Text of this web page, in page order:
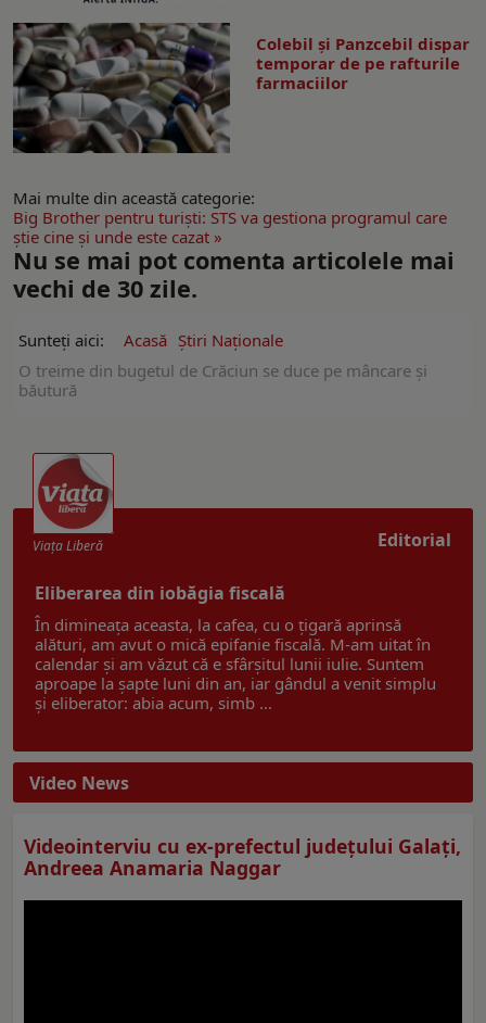
Colebil și Panzcebil dispar
temporar de pe rafturile
farmaciilor
Mai multe din această categorie:
Big Brother pentru turişti: STS va gestiona programul care
ştie cine şi unde este cazat »
Nu se mai pot comenta articolele mai
vechi de 30 zile.
Sunteți aici: Acasă Ştiri Naţionale
O treime din bugetul de Crăciun se duce pe mâncare și
băutură
Editorial
Viaţa Liberă
Eliberarea din iobăgia fiscală
În dimineața aceasta, la cafea, cu o țigară aprinsă
alături, am avut o mică epifanie fiscală. M-am uitat în
calendar și am văzut că e sfârșitul lunii iulie. Suntem
aproape la șapte luni din an, iar gândul a venit simplu
și eliberator: abia acum, simb ...
Video News
Videointerviu cu ex-prefectul judeţului Galaţi,
Andreea Anamaria Naggar